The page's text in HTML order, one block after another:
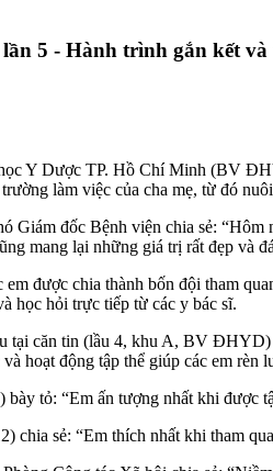
5 - Hành trình gắn kết
Y Dược TP. Hồ Chí Minh (BV
làm việc của cha mẹ, từ đó
Giám đốc Bệnh viện chia sẻ: “Hôm
mang lại những giá trị rất đẹp và
em được chia thành bốn đội tham
học hỏi trực tiếp từ các y bác sĩ.
tại căn tin (lầu 4, khu A, BV
hoạt động tập thể giúp các em
tỏ: “Em ấn tượng nhất khi được
chia sẻ: “Em thích nhất khi tham